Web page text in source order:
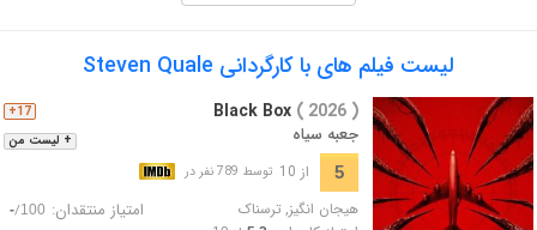
لیست فیلم های با کارگردانی Steven Quale
+ لیست من
17+ Black Box ( 2026 )
جعبه سیاه
5 از 10 توسط 789 نفر در
هیجان انگیز, ترسناک امتیاز منتقدان: -/100